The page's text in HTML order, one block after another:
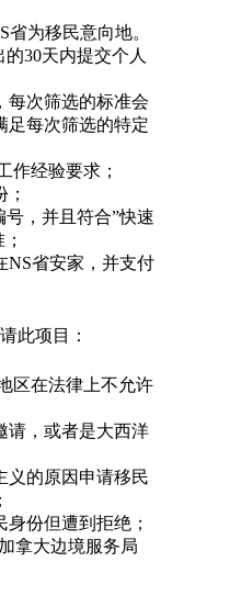
省为移民意向地。
30天内提交个人
每次筛选的标准会
足每次筛选的特定
作经验要求；
号，并且符合”快速
NS省安家，并支付
此项目：
区在法律上不允许
请，或者是大西洋
义的原因申请移民
份但遭到拒绝；
拿大边境服务局